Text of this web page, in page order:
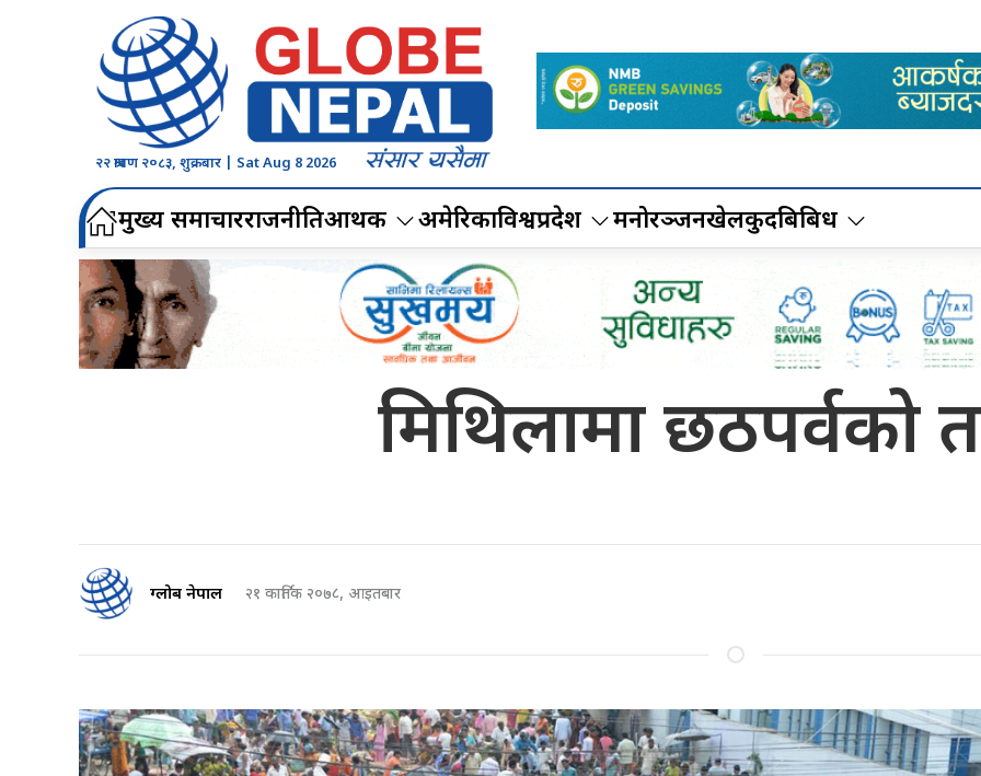
२२ श्रावण २०८३, शुक्रबार | Sat Aug 8 2026
मुख्य समाचारराजनीतिआर्थिक अमेरिकाविश्वप्रदेश मनोरञ्जनखेलकुदबिबिध
मिथिलामा छठपर्वको
ग्लोब नेपाल २१ कार्तिक २०७८, आइतबार